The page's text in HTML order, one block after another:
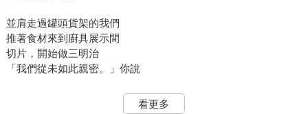
並肩走過罐頭貨架的我們
推著食材來到廚具展示間
切片，開始做三明治
「我們從未如此親密。」你說
看更多